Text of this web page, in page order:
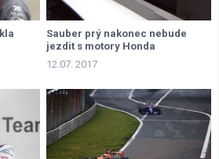
Sauber prý nakonec nebude
jezdit s motory Honda
12.07. 2017